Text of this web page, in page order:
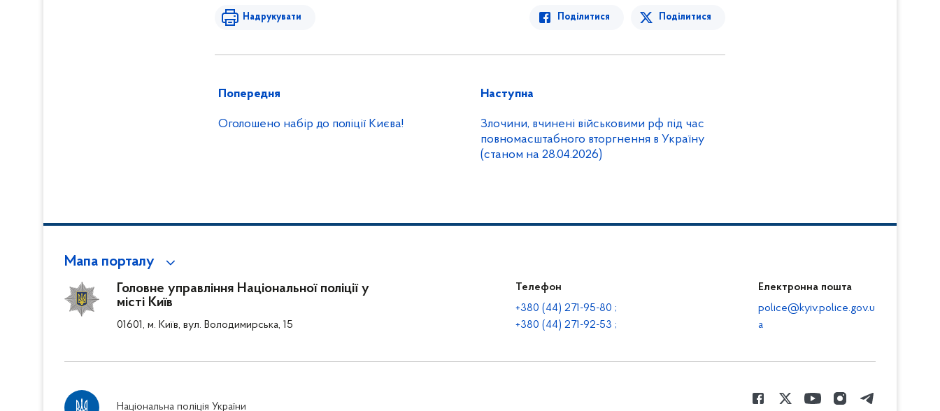
Надрукувати Поділитися Поділитися
Попередня
Оголошено набір до поліції Києва!
Наступна
Злочини, вчинені військовими рф під час
повномасштабного вторгнення в Україну
(станом на 28.04.2026)
Мапа порталу
Головне управління Національної поліції у
місті Київ
01601, м. Київ, вул. Володимирська, 15
Телефон
+380 (44) 271-95-80 ;
+380 (44) 271-92-53 ;
Електронна пошта
police@kyiv.police.gov.u
a
Національна поліція України